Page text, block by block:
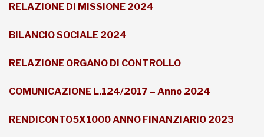
RELAZIONE DI MISSIONE 2024
BILANCIO SOCIALE 2024
RELAZIONE ORGANO DI CONTROLLO
COMUNICAZIONE L.124/2017 – Anno 2024
RENDICONTO5X1000 ANNO FINANZIARIO 2023